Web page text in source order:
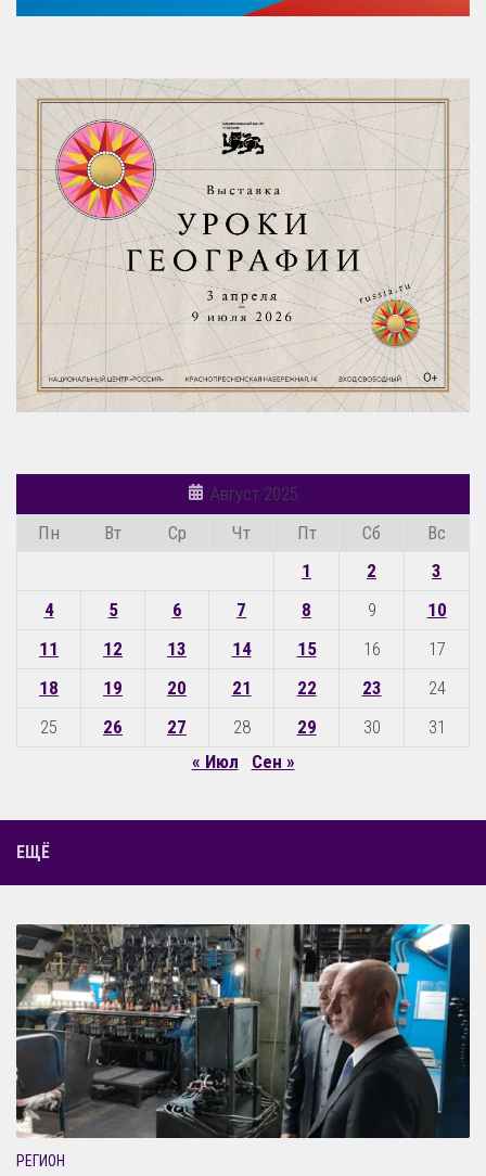
Август 2025
Пн
Вт Ср Чт Пт Сб
Вс
1
2
3
4
5 6 7 8 9
10
11
12 13 14 15 16
17
18
19 20 21 22 23
24
25
26 27 28 29 30
31
« Июл
Сен »
ЕЩЁ
РЕГИОН